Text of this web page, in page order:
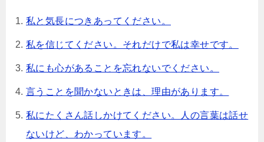
私と気長につきあってください。
私を信じてください。それだけで私は幸せです。
私にも心があることを忘れないでください。
言うことを聞かないときは、理由があります。
私にたくさん話しかけてください。人の言葉は話せ
ないけど、わかっています。